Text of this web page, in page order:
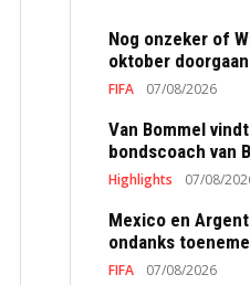
Nog onzeker of
oktober
FIFA 07/08/2026
Van Bommel
bondscoach van
Highlights 07/08/
Mexico en
ondanks
FIFA 07/08/2026